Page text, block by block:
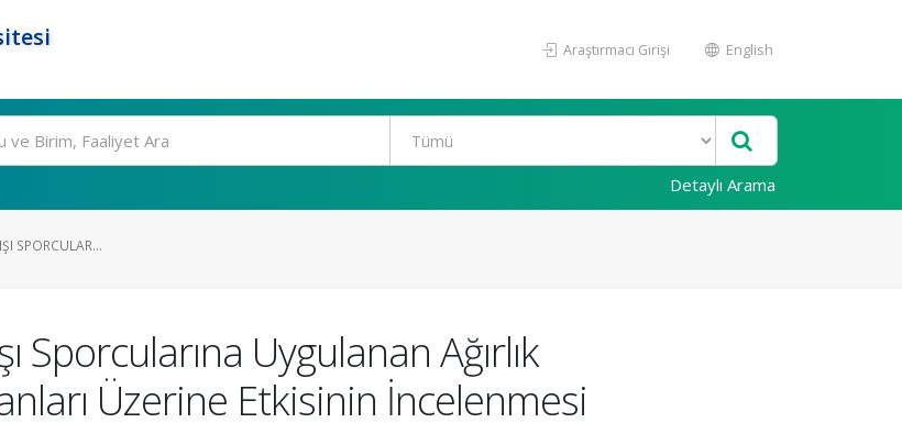
Araştırmacı Girişi English
Detaylı Arama
SPORCULAR...
Sporcularına Uygulanan Ağırlık
Üzerine Etkisinin İncelenmesi